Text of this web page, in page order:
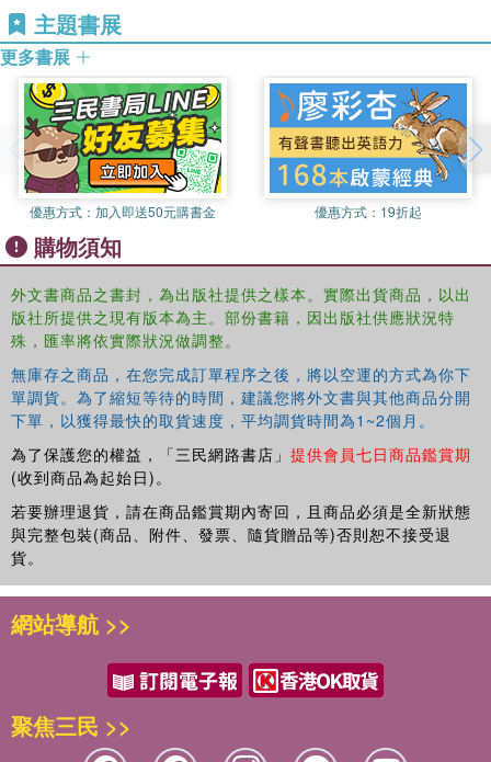
主題書展
更多書展
優惠方式： 加入即送50元購書金 優惠方式： 19折起
購物須知
外文書商品之書封，為出版社提供之樣本。實際出貨商品，以出
版社所提供之現有版本為主。部份書籍，因出版社供應狀況特
殊，匯率將依實際狀況做調整。
無庫存之商品，在您完成訂單程序之後，將以空運的方式為你下
單調貨。為了縮短等待的時間，建議您將外文書與其他商品分開
下單，以獲得最快的取貨速度，平均調貨時間為1~2個月。
為了保護您的權益，「三民網路書店」 提供會員七日商品鑑賞期
(收到商品為起始日)。
若要辦理退貨，請在商品鑑賞期內寄回，且商品必須是全新狀態
與完整包裝(商品、附件、發票、隨貨贈品等)否則恕不接受退
貨。
網站導航 >>
聚焦三民 >>